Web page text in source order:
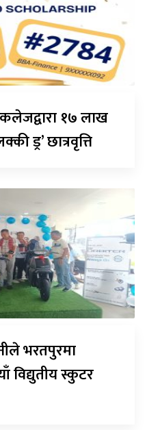
१७ लाख
ड्र’ छात्रवृत्ति
भरतपुरमा
विद्युतीय स्कुटर